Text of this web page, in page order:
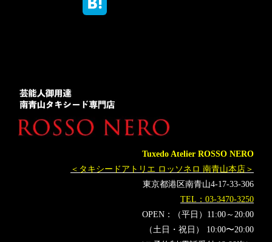
Tuxedo Atelier ROSSO NERO
＜タキシードアトリエ ロッソネロ 南青山本店＞
東京都港区南青山4-17-33-306
TEL：03-3470-3250
OPEN：（平日）11:00～20:00
（土日・祝日） 10:00〜20:00